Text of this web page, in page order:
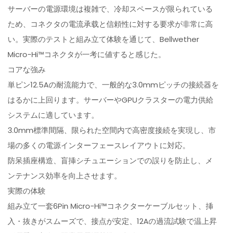
サーバーの電源環境は複雑で、冷却スペースが限られている
ため、コネクタの電流承载と信頼性に対する要求が非常に高
い。実際のテストと組み立て体験を通じて、Bellwether
Micro-Hi™コネクタが一考に値すると感じた。
コアな強み
単ピン12.5Aの耐流能力で、一般的な3.0mmピッチの接続器を
はるかに上回ります。サーバーやGPUクラスターの電力供給
システムに適しています。
3.0mm標準間隔、限られた空間内で高密度接続を実現し、市
場の多くの電源インターフェースレイアウトに対応。
防呆插座構造、盲挿シチュエーションでの誤りを防止し、メ
ンテナンス効率を向上させます。
実際の体験
組み立て一套6Pin Micro-Hi™コネクターケーブルセット、挿
入・抜きがスムーズで、接点が安定、12Aの過流試験で温上昇